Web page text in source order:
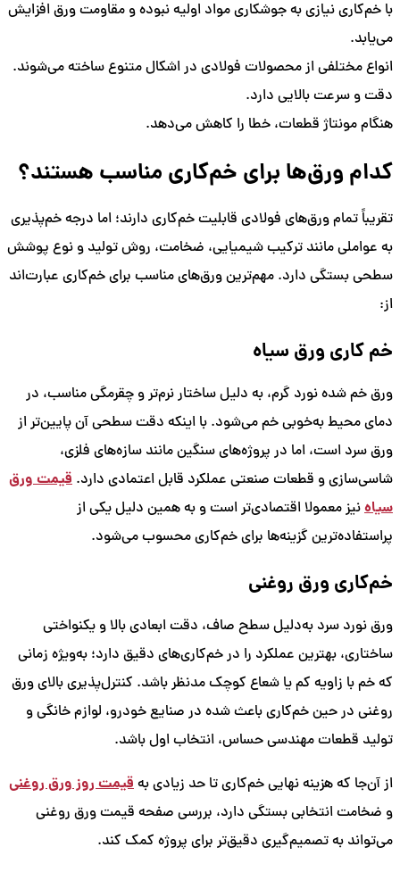
با خم‌کاری نیازی به جوشکاری مواد اولیه نبوده و مقاومت ورق افزایش
می‌یابد.
انواع مختلفی از محصولات فولادی در اشکال متنوع ساخته می‌شوند.
دقت و سرعت بالایی دارد.
هنگام مونتاژ قطعات، خطا را کاهش می‌دهد.
کدام ورق‌ها برای خم‌کاری مناسب هستند؟
تقریباً تمام ورق‌های فولادی قابلیت خم‌کاری دارند؛ اما درجه خم‌پذیری
به عواملی مانند ترکیب شیمیایی، ضخامت، روش تولید و نوع پوشش
سطحی بستگی دارد. مهم‌ترین ورق‌های مناسب برای خم‌کاری عبارت‌اند
از:
خم کاری ورق سیاه
ورق خم شده نورد گرم، به دلیل ساختار نرم‌تر و چقرمگی مناسب، در
دمای محیط به‌خوبی خم می‌شود. با اینکه دقت سطحی آن پایین‌تر از
ورق سرد است، اما در پروژه‌های سنگین مانند سازه‌های فلزی،
شاسی‌سازی و قطعات صنعتی عملکرد قابل اعتمادی دارد. قیمت ورق
سیاهنیز معمولا اقتصادی‌تر است و به همین دلیل یکی از
پراستفاده‌ترین گزینه‌ها برای خم‌کاری محسوب می‌شود.
خم‌کاری ورق روغنی
ورق نورد سرد به‌دلیل سطح صاف، دقت ابعادی بالا و یکنواختی
ساختاری، بهترین عملکرد را در خم‌کاری‌های دقیق دارد؛ به‌ویژه زمانی
که خم با زاویه کم یا شعاع کوچک مدنظر باشد. کنترل‌پذیری بالای ورق
روغنی در حین خم‌کاری باعث شده در صنایع خودرو، لوازم خانگی و
تولید قطعات مهندسی حساس، انتخاب اول باشد.
از آن‌جا که هزینه نهایی خم‌کاری تا حد زیادی بهقیمت روز ورق روغنی
و ضخامت انتخابی بستگی دارد، بررسی صفحه قیمت ورق روغنی
می‌تواند به تصمیم‌گیری دقیق‌تر برای پروژه کمک کند.